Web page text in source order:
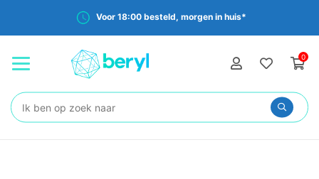
Voor 18:00 besteld, morgen in huis*
0
Zoeken: